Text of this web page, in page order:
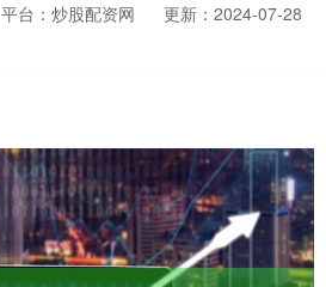
平台：炒股配资网
更新：2024-07-28